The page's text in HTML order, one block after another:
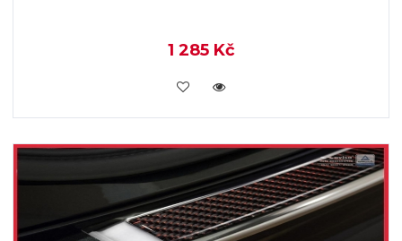
1 285 Kč
KOUPIT